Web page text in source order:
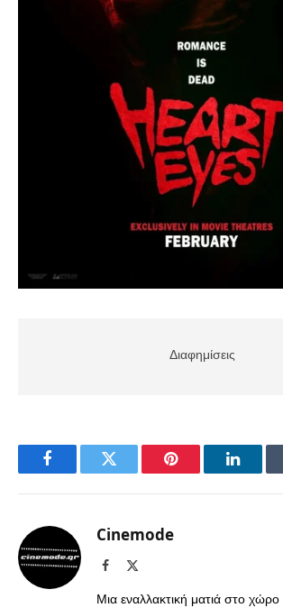
Διαφημίσεις
FacebookTwitter Pinterest
Cinemode
Facebook
Μια εναλλακτική ματιά στο